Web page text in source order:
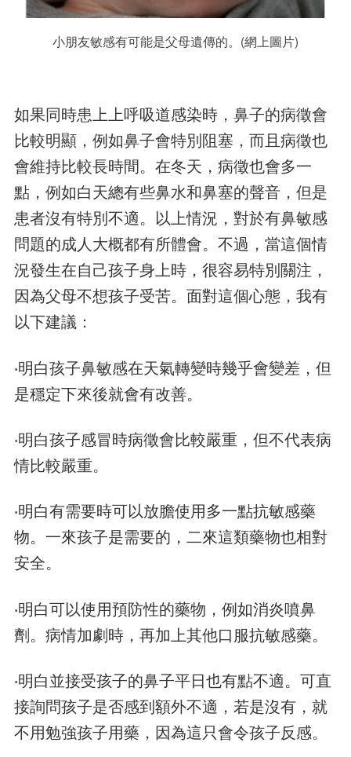
小朋友敏感有可能是父母遺傳的。(網上圖片)
如果同時患上上呼吸道感染時，鼻子的病徵會
比較明顯，例如鼻子會特別阻塞，而且病徵也
會維持比較長時間。在冬天，病徵也會多一
點，例如白天總有些鼻水和鼻塞的聲音，但是
患者沒有特別不適。以上情況，對於有鼻敏感
問題的成人大概都有所體會。不過，當這個情
況發生在自己孩子身上時，很容易特別關注，
因為父母不想孩子受苦。面對這個心態，我有
以下建議：
‧明白孩子鼻敏感在天氣轉變時幾乎會變差，但
是穩定下來後就會有改善。
‧明白孩子感冒時病徵會比較嚴重，但不代表病
情比較嚴重。
‧明白有需要時可以放膽使用多一點抗敏感藥
物。一來孩子是需要的，二來這類藥物也相對
安全。
‧明白可以使用預防性的藥物，例如消炎噴鼻
劑。病情加劇時，再加上其他口服抗敏感藥。
‧明白並接受孩子的鼻子平日也有點不適。可直
接詢問孩子是否感到額外不適，若是沒有，就
不用勉強孩子用藥，因為這只會令孩子反感。